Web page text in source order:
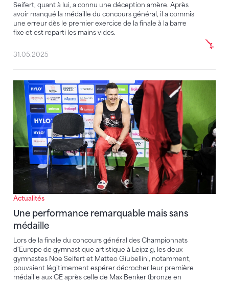
Seifert, quant à lui, a connu une déception amère. Après
avoir manqué la médaille du concours général, il a commis
une erreur dès le premier exercice de la finale à la barre
fixe et est reparti les mains vides.
31.05.2025
Actualités
Une performance remarquable mais sans
médaille
Lors de la finale du concours général des Championnats
d'Europe de gymnastique artistique à Leipzig, les deux
gymnastes Noe Seifert et Matteo Giubellini, notamment,
pouvaient légitimement espérer décrocher leur première
médaille aux CE après celle de Max Benker (bronze en
Une performance remarquable mais sans médaille